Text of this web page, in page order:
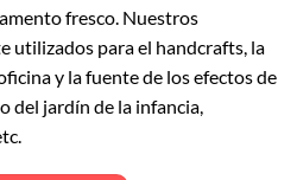
fresco. Nuestros
utilizados para el handcrafts, la
y la fuente de los efectos de
del jardín de la infancia,